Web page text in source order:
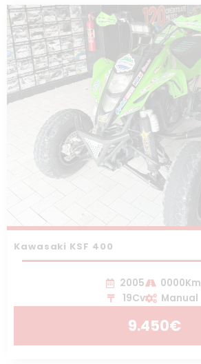
Kawasaki KSF 400
2005
0000Km
19Cv
Manual
9.450€